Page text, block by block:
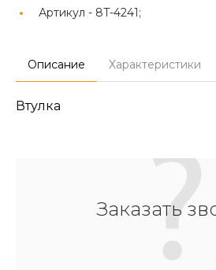
Артикул - 8T-4241;
Описание Характеристики
Втулка
Заказать